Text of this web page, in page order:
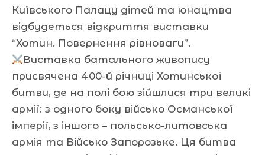
Київського Палацу дітей та юнацтва
відбудеться відкриття виставки
“Хотин. Повернення рівноваги”.
Виставка батального живопису
присвячена 400-й річниці Хотинської
битви, де на полі бою зійшлися три великі
армії: з одного боку військо Османської
імперії, з іншого – польсько-литовська
армія та Військо Запорозьке. Ця битва